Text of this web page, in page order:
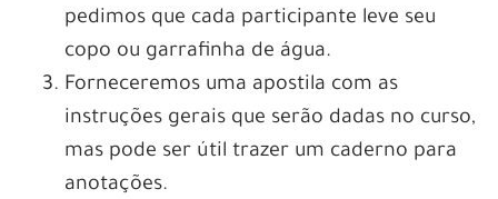
pedimos que cada participante leve seu
copo ou garrafinha de água.
Forneceremos uma apostila com as
instruções gerais que serão dadas no curso,
mas pode ser útil trazer um caderno para
anotações.